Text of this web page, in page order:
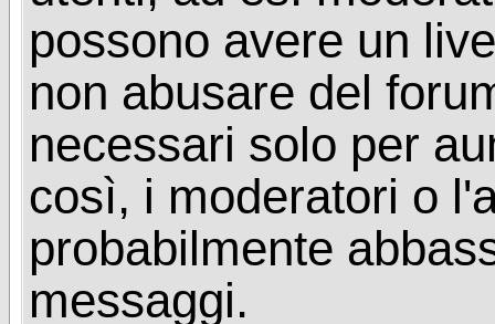
possono avere un
non abusare del
necessari solo per
così, i moderatori o
probabilmente
messaggi.